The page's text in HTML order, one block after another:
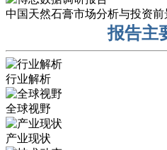
中国天然石膏市场分析与投资
报告主
行业解析
全球视野
产业现状